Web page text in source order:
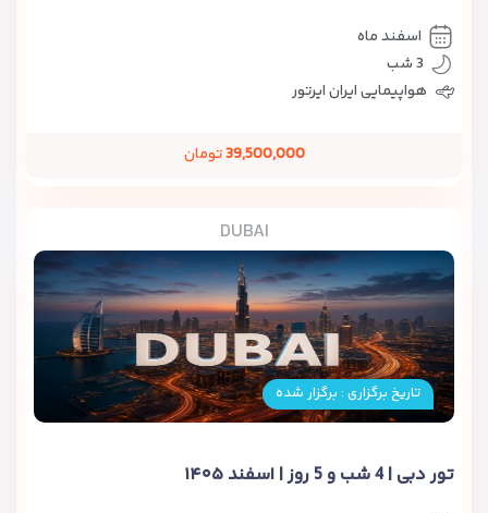
اسفند ماه
3 شب
هواپیمایی ایران ایرتور
39,500,000تومان
DUBAI
تاریخ برگزاری : برگزار شده
تور دبی | 4 شب و 5 روز | اسفند ۱۴۰۵